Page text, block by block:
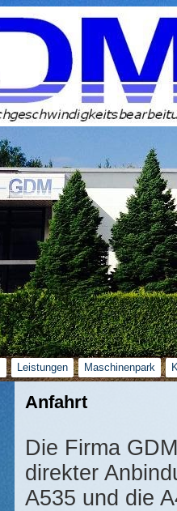
Leistungen Maschinenpark
Anfahrt
Die Firma
direkter
A535 und die